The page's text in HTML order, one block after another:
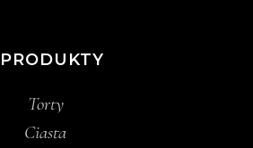
PRODUKTY
Torty
Ciasta